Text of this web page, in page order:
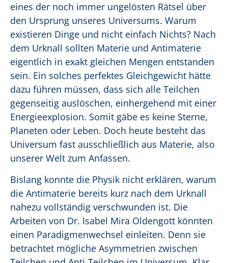
eines der noch immer ungelösten Rätsel über
den Ursprung unseres Universums. Warum
existieren Dinge und nicht einfach Nichts? Nach
dem Urknall sollten Materie und Antimaterie
eigentlich in exakt gleichen Mengen entstanden
sein. Ein solches perfektes Gleichgewicht hätte
dazu führen müssen, dass sich alle Teilchen
gegenseitig auslöschen, einhergehend mit einer
Energieexplosion. Somit gäbe es keine Sterne,
Planeten oder Leben. Doch heute besteht das
Universum fast ausschließlich aus Materie, also
unserer Welt zum Anfassen.
Bislang konnte die Physik nicht erklären, warum
die Antimaterie bereits kurz nach dem Urknall
nahezu vollständig verschwunden ist. Die
Arbeiten von Dr. Isabel Mira Oldengott könnten
einen Paradigmenwechsel einleiten. Denn sie
betrachtet mögliche Asymmetrien zwischen